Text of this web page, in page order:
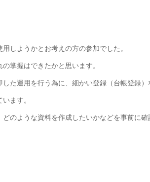
しようかとお考えの方の参加でした。
掌握はできたかと思います。
した運用を行う為に、細かい登録（台帳登録
ます。
どのような資料を作成したいかなどを事前に